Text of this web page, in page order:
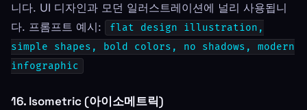
니다. UI 디자인과 모던 일러스트레이션에 널리 사용됩니
다. 프롬프트 예시:
flat design illustration,
simple shapes, bold colors, no shadows, modern
infographic
16. Isometric (아이소메트릭)